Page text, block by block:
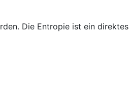
Die Entropie ist ein